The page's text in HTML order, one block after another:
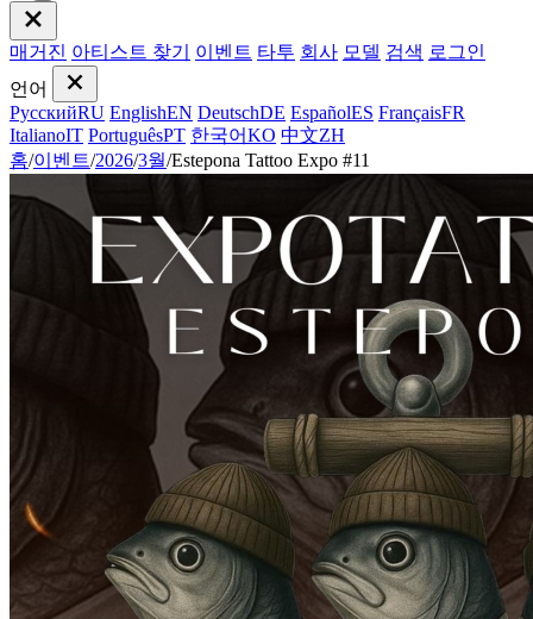
매거진 아티스트 찾기 이벤트 타투 회사 모델 검색 로그인
언어
РусскийRU EnglishEN DeutschDE EspañolES FrançaisFR
ItalianoIT PortuguêsPT 한국어KO 中文ZH
홈/이벤트/2026/3월/Estepona Tattoo Expo #11